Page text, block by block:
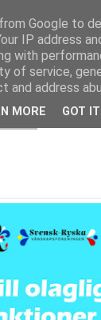
Google to
IP address
with
of service,
address
MORE GOT IT